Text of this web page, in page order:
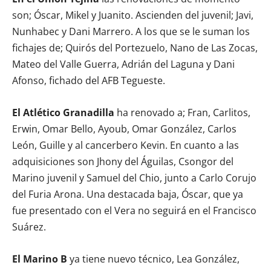
son; Óscar, Mikel y Juanito. Ascienden del juvenil; Javi,
Nunhabec y Dani Marrero. A los que se le suman los
fichajes de; Quirós del Portezuelo, Nano de Las Zocas,
Mateo del Valle Guerra, Adrián del Laguna y Dani
Afonso, fichado del AFB Tegueste.
El Atlético Granadilla ha renovado a; Fran, Carlitos,
Erwin, Omar Bello, Ayoub, Omar González, Carlos
León, Guille y al cancerbero Kevin. En cuanto a las
adquisiciones son Jhony del Águilas, Csongor del
Marino juvenil y Samuel del Chio, junto a Carlo Corujo
del Furia Arona. Una destacada baja, Óscar, que ya
fue presentado con el Vera no seguirá en el Francisco
Suárez.
El Marino B ya tiene nuevo técnico, Lea González,